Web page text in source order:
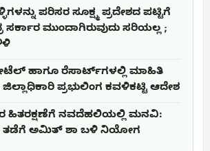
ಪರಿಸರ ಸೂಕ್ಷ್ಮ ಪ್ರದೇಶದ ಪಟ್ಟಿಗೆ
ಸರ್ಕಾರ ಮುಂದಾಗಿರುವುದು ಸರಿಯಲ್ಲ ;
ಹಾಗೂ ರೆಸಾರ್ಟ್‌ಗಳಲ್ಲಿ ಮಾಹಿತಿ
ಪ್ರಭುಲಿಂಗ ಕವಳಿಕಟ್ಟಿ ಆದೇಶ
ಹಿತರಕ್ಷಣೆಗೆ ನವದೆಹಲಿಯಲ್ಲಿ ಮನವಿ:
ತಡೆಗೆ ಅಮಿತ್ ಶಾ ಬಳಿ ನಿಯೋಗ